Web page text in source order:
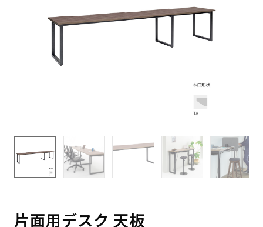
片面用デスク 天板